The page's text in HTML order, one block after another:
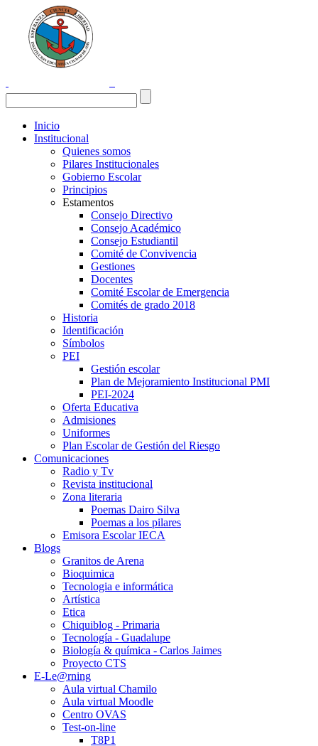
Inicio
Institucional
Quienes somos
Pilares Institucionales
Gobierno Escolar
Principios
Estamentos
Consejo Directivo
Consejo Académico
Consejo Estudiantil
Comité de Convivencia
Gestiones
Docentes
Comité Escolar de Emergencia
Comités de grado 2018
Historia
Identificación
Símbolos
PEI
Gestión escolar
Plan de Mejoramiento Institucional PMI
PEI-2024
Oferta Educativa
Admisiones
Uniformes
Plan Escolar de Gestión del Riesgo
Comunicaciones
Radio y Tv
Revista institucional
Zona literaria
Poemas Dairo Silva
Poemas a los pilares
Emisora Escolar IECA
Blogs
Granitos de Arena
Bioquimica
Tecnologia e informática
Artística
Etica
Chiquiblog - Primaria
Tecnología - Guadalupe
Biología & química - Carlos Jaimes
Proyecto CTS
E-Le@rning
Aula virtual Chamilo
Aula virtual Moodle
Centro OVAS
Test-on-line
T8P1